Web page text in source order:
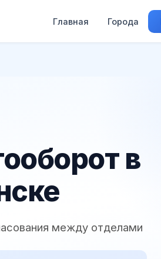
Главная Города
в
между отделами